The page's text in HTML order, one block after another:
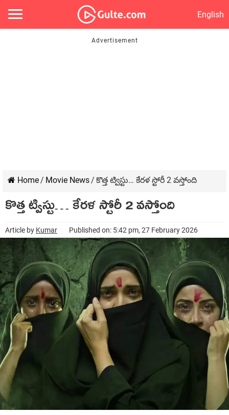
English
Home/ Movie News/ కొత్త ట్విస్టు… కేరళ స్టోరీ 2 వస్తోంది
కొత్త ట్విస్టు… కేరళ స్టోరీ 2 వస్తోంది
Article by Kumar Published on: 5:42 pm, 27 February 2026